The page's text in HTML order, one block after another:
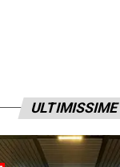
ULTIMISSIME